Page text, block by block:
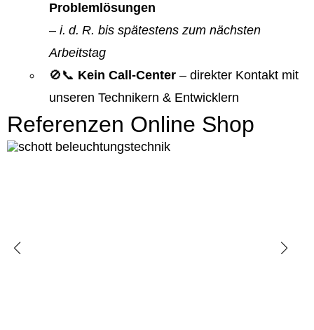
Problemlösungen
– i. d. R. bis spätestens zum nächsten
Arbeitstag
🚫📞 Kein Call-Center – direkter Kontakt mit
unseren Technikern & Entwicklern
Referenzen Online Shop